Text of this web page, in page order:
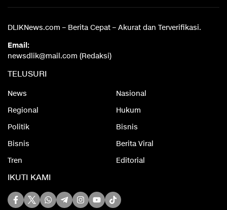
DLIKNews.com – Berita Cepat – Akurat dan Terverifikasi.
Email:
newsdlik@mail.com (Redaksi)
TELUSURI
News
Nasional
Regional
Hukum
Politik
Bisnis
Bisnis
Berita Viral
Tren
Editorial
IKUTI KAMI